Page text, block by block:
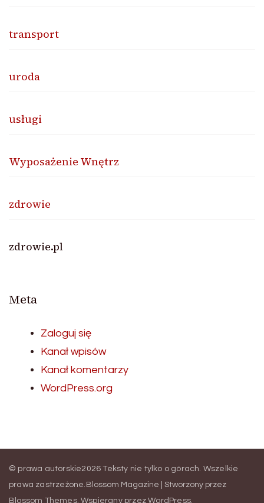
transport
uroda
usługi
Wyposażenie Wnętrz
zdrowie
zdrowie.pl
Meta
Zaloguj się
Kanał wpisów
Kanał komentarzy
WordPress.org
© prawa autorskie2026Teksty nie tylko o górach. Wszelkie
prawa zastrzeżone. Blossom Magazine | Stworzony przez
Blossom Themes. Wspierany przezWordPress.